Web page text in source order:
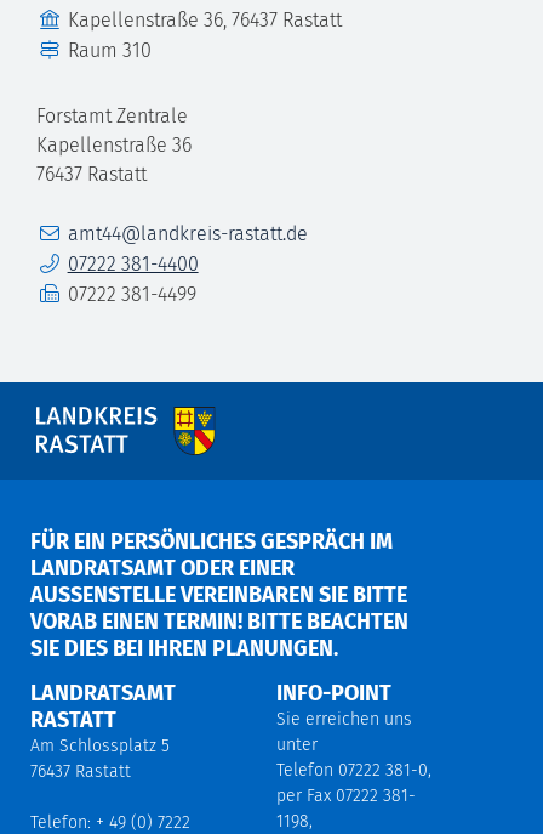
Gebäude
Kapellenstraße 36, 76437 Rastatt
Raum 310
Forstamt Zentrale
Kapellenstraße 36
76437 Rastatt
E-Mailamt44@landkreis-rastatt.de
Telefon07222 381-4400
Fax 07222 381-4499
FÜR EIN PERSÖNLICHES GESPRÄCH IM
LANDRATSAMT ODER EINER
AUSSENSTELLE VEREINBAREN SIE BITTE V
ORAB EINEN TERMIN! BITTE BEACHTEN S
IE DIES BEI IHREN PLANUNGEN.
LANDRATSAMT
RASTATT
Am Schlossplatz 5
76437 Rastatt
Telefon: + 49 (0) 7222
INFO-POINT
Sie erreichen uns
unter
Telefon 07222 381-0,
per Fax 07222 381-
1198,